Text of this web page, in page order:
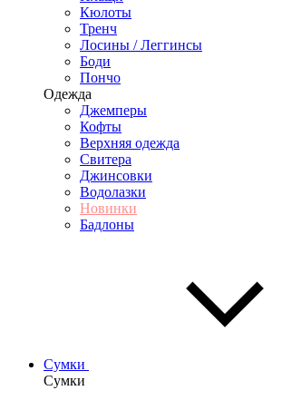
Кюлоты
Тренч
Лосины / Леггинсы
Боди
Пончо
Одежда
Джемперы
Кофты
Верхняя одежда
Свитера
Джинсовки
Водолазки
Новинки
Бадлоны
Сумки
Сумки